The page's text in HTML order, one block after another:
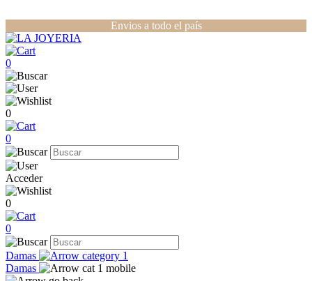
Envios a todo el país
0
0
0
Acceder
0
0
Damas
Damas